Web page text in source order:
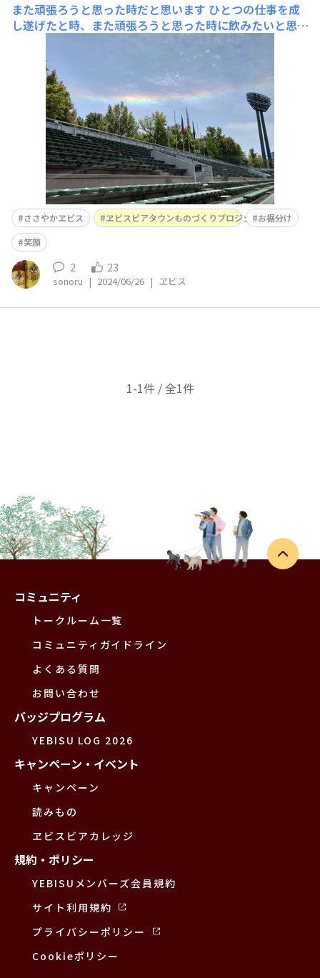
また頑張ろうと思った時だと思います ひとつの仕事を成
し遂げたと時、また頑張ろうと思った時に飲みたいと思い
ますが、どうでしょうか！このように、めったに見れない
現象に出会った時にも同じように思います。笑顔、嬉しい
思いのお裾分け
ささやかヱビス ヱビスビアタウンものづくりプロジェクト第二弾
お裾分け
笑顔
2 23
sonoru | 2024/06/26 | ヱビス
1-1件 / 全1件
コミュニティ
トークルーム一覧
コミュニティガイドライン
よくある質問
お問い合わせ
バッジプログラム
YEBISU LOG 2026
キャンペーン・イベント
キャンペーン
読みもの
ヱビスビアカレッジ
規約・ポリシー
YEBISUメンバーズ会員規約
サイト利用規約
プライバシーポリシー
Cookieポリシー